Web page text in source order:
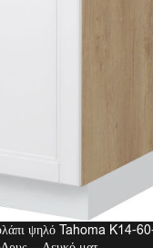
ψηλό Tahoma K14-